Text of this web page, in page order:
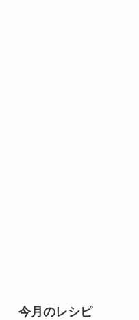
今月のレシピ